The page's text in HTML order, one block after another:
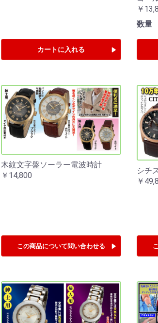
カートに入れる
￥
数量
木紋文字盤ソーラー電波時計
￥14,800
この商品について問い合わせる
シチ
￥